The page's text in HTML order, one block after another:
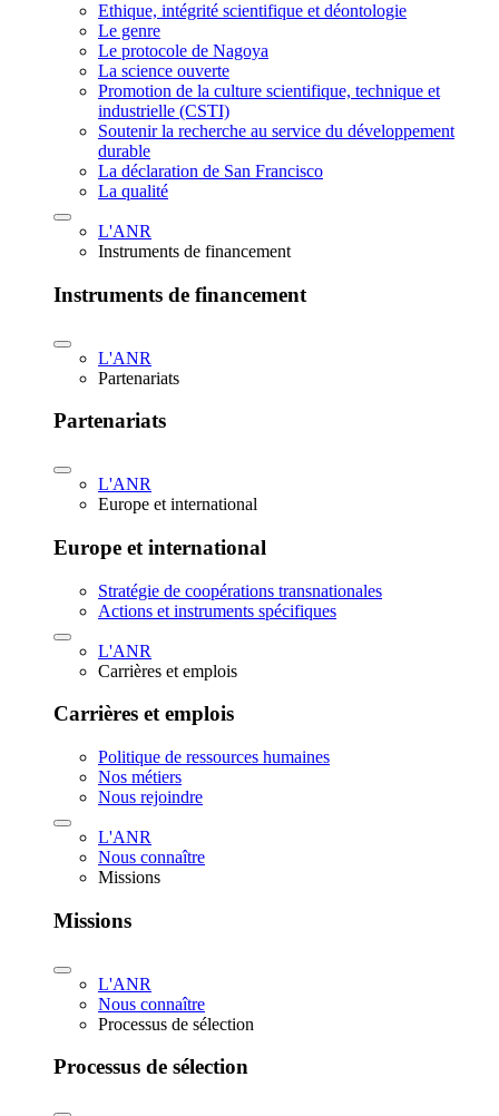
Ethique, intégrité scientifique et déontologie
Le genre
Le protocole de Nagoya
La science ouverte
Promotion de la culture scientifique, technique et
industrielle (CSTI)
Soutenir la recherche au service du développement
durable
La déclaration de San Francisco
La qualité
L'ANR
Instruments de financement
Instruments de financement
L'ANR
Partenariats
Partenariats
L'ANR
Europe et international
Europe et international
Stratégie de coopérations transnationales
Actions et instruments spécifiques
L'ANR
Carrières et emplois
Carrières et emplois
Politique de ressources humaines
Nos métiers
Nous rejoindre
L'ANR
Nous connaître
Missions
Missions
L'ANR
Nous connaître
Processus de sélection
Processus de sélection